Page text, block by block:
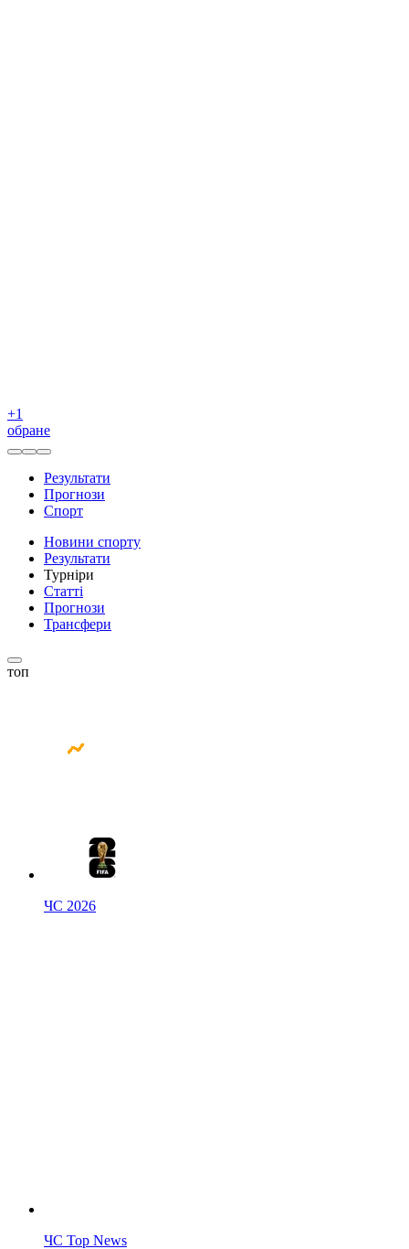
+1
обране
Результати
Прогнози
Спорт
Новини спорту
Результати
Турніри
Статті
Прогнози
Трансфери
топ
ЧС 2026
ЧС Top News